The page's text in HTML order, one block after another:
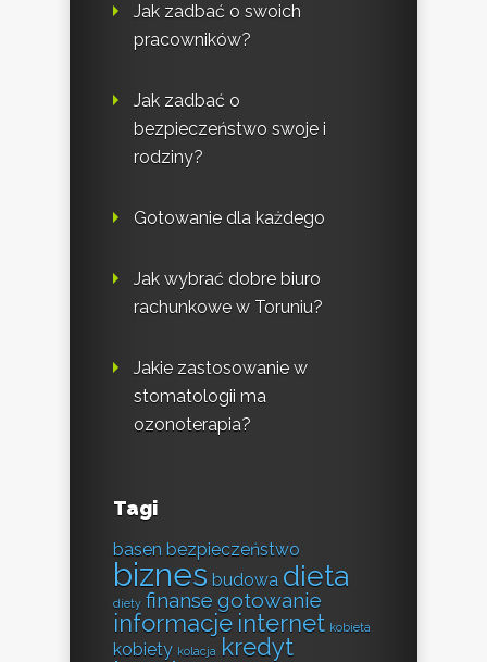
Jak zadbać o swoich
pracowników?
Jak zadbać o
bezpieczeństwo swoje i
rodziny?
Gotowanie dla każdego
Jak wybrać dobre biuro
rachunkowe w Toruniu?
Jakie zastosowanie w
stomatologii ma
ozonoterapia?
Tagi
basen bezpieczeństwo
biznes budowa dieta
diety finanse gotowanie
informacje internet kobieta
kobiety kolacja kredyt